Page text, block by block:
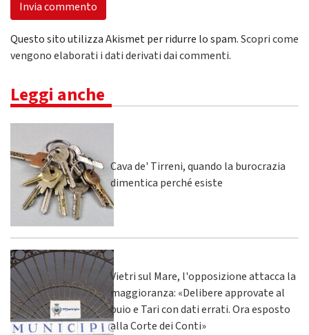
Questo sito utilizza Akismet per ridurre lo spam.Scopri come
vengono elaborati i dati derivati dai commenti.
Leggi anche
Cava de' Tirreni, quando la burocrazia
dimentica perché esiste
Vietri sul Mare, l'opposizione attacca la
maggioranza: «Delibere approvate al
buio e Tari con dati errati. Ora esposto
alla Corte dei Conti»